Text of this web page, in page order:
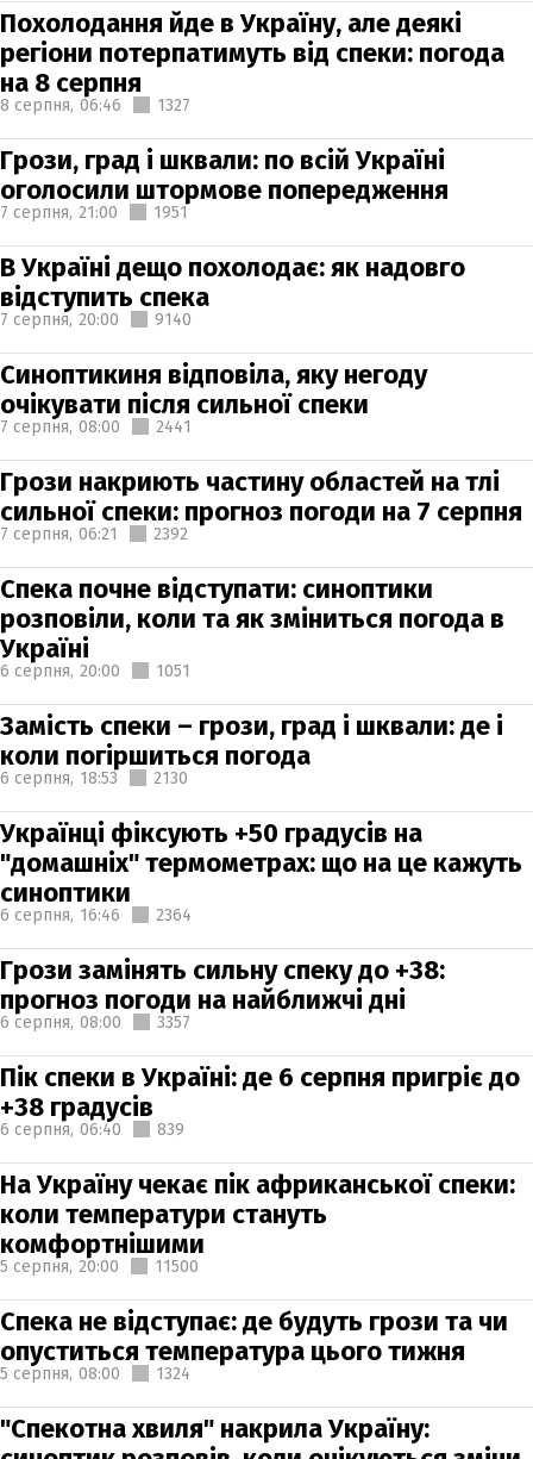
Похолодання йде в Україну, але деякі
регіони потерпатимуть від спеки: погода
на 8 серпня
8 серпня, 06:46 1327
Грози, град і шквали: по всій Україні
оголосили штормове попередження
7 серпня, 21:00 1951
В Україні дещо похолодає: як надовго
відступить спека
7 серпня, 20:00 9140
Синоптикиня відповіла, яку негоду
очікувати після сильної спеки
7 серпня, 08:00 2441
Грози накриють частину областей на тлі
сильної спеки: прогноз погоди на 7 серпня
7 серпня, 06:21 2392
Спека почне відступати: синоптики
розповіли, коли та як зміниться погода в
Україні
6 серпня, 20:00 1051
Замість спеки – грози, град і шквали: де і
коли погіршиться погода
6 серпня, 18:53 2130
Українці фіксують +50 градусів на
"домашніх" термометрах: що на це кажуть
синоптики
6 серпня, 16:46 2364
Грози замінять сильну спеку до +38:
прогноз погоди на найближчі дні
6 серпня, 08:00 3357
Пік спеки в Україні: де 6 серпня пригріє до
+38 градусів
6 серпня, 06:40 839
На Україну чекає пік африканської спеки:
коли температури стануть
комфортнішими
5 серпня, 20:00 11500
Спека не відступає: де будуть грози та чи
опуститься температура цього тижня
5 серпня, 08:00 1324
"Спекотна хвиля" накрила Україну: